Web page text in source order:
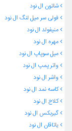
شاتون ال نود
فولی سر میل لنگ ال نود
منیفولد ال نود
مهره ال نود
میل سوپاپ ال نود
واتر پمپ ال نود
واشر ال نود
کاسه نمد ال نود
کلاج ال نود
گیربکس ال نود
یاتاقان ال نود